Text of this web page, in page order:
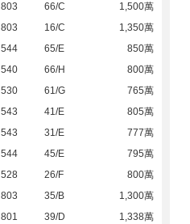
803 66/C
1,500萬
803 16/C
1,350萬
544 65/E
850萬
540 66/H
800萬
530 61/G
765萬
543 41/E
805萬
543 31/E
777萬
544 45/E
795萬
528 26/F
800萬
803 35/B
1,300萬
801 39/D
1,338萬